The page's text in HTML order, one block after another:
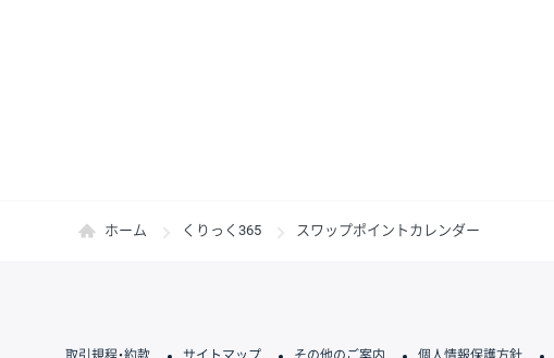
ホーム くりっく365 スワップポイントカレンダー